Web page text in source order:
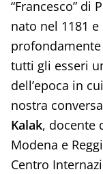
“Francesco” di
nato nel 1181
tutti gli esseri
dell’epoca in
nostra
Kalak, docente
Modena e
Centro